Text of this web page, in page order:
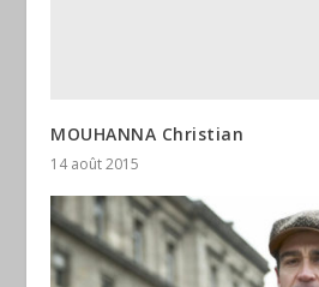
MOUHANNA Christian
14 août 2015